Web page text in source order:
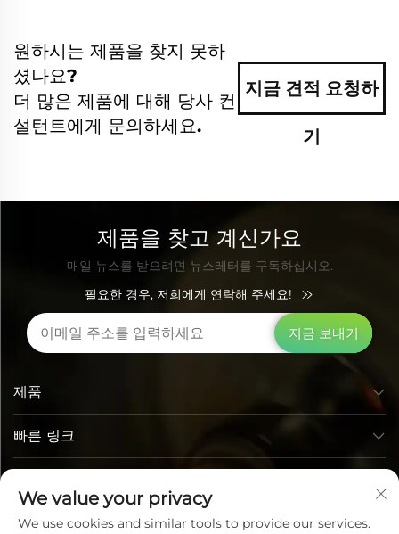
원하시는 제품을 찾지 못하
셨나요?
더 많은 제품에 대해 당사 컨
설턴트에게 문의하세요.
지금 견적 요청하
기
제품을 찾고 계신가요
매일 뉴스를 받으려면 뉴스레터를 구독하십시오.
필요한 경우, 저희에게 연락해 주세요!
지금 보내기
빠른 링크
제품
We value your privacy
We use cookies and similar tools to provide our services.